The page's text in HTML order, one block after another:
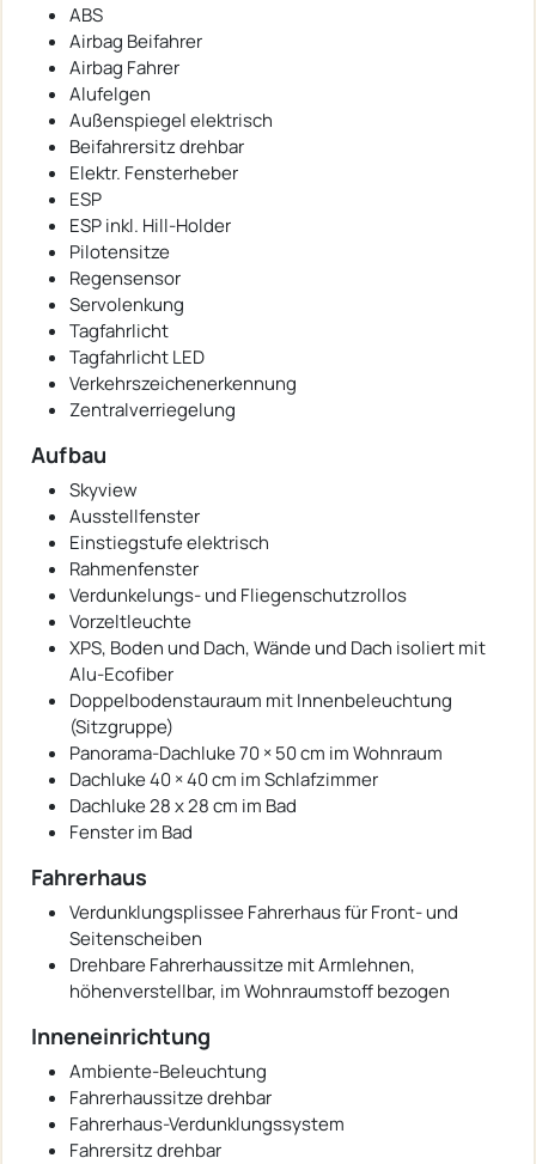
ABS
Airbag Beifahrer
Airbag Fahrer
Alufelgen
Außenspiegel elektrisch
Beifahrersitz drehbar
Elektr. Fensterheber
ESP
ESP inkl. Hill-Holder
Pilotensitze
Regensensor
Servolenkung
Tagfahrlicht
Tagfahrlicht LED
Verkehrszeichenerkennung
Zentralverriegelung
Aufbau
Skyview
Ausstellfenster
Einstiegstufe elektrisch
Rahmenfenster
Verdunkelungs- und Fliegenschutzrollos
Vorzeltleuchte
XPS, Boden und Dach, Wände und Dach isoliert mit
Alu-Ecofiber
Doppelbodenstauraum mit Innenbeleuchtung
(Sitzgruppe)
Panorama-Dachluke 70 × 50 cm im Wohnraum
Dachluke 40 × 40 cm im Schlafzimmer
Dachluke 28 x 28 cm im Bad
Fenster im Bad
Fahrerhaus
Verdunklungsplissee Fahrerhaus für Front- und
Seitenscheiben
Drehbare Fahrerhaussitze mit Armlehnen,
höhenverstellbar, im Wohnraumstoff bezogen
Inneneinrichtung
Ambiente-Beleuchtung
Fahrerhaussitze drehbar
Fahrerhaus-Verdunklungssystem
Fahrersitz drehbar